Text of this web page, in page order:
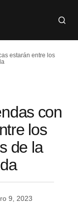
estarán entre los
con
los
de la
9, 2023